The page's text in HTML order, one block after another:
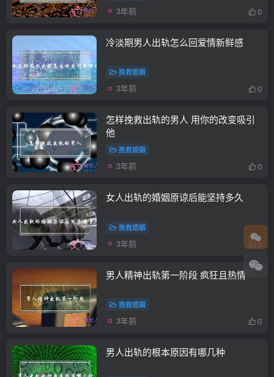
3年前 0
冷淡期男人出轨怎么回爱情新鲜感
挽救婚姻
3年前 0
怎样挽救出轨的男人 用你的改变吸引
他
挽救婚姻
3年前 0
女人出轨的婚姻原谅后能坚持多久
挽救婚姻
3年前 0
男人精神出轨第一阶段 疯狂且热情
挽救婚姻
3年前 0
男人出轨的根本原因有哪几种